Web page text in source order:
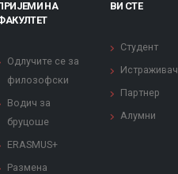
НА
Одлучите се за
филозофски
Водич за
бруцоше
ERASMUS+
Размена
ВИ СТЕ
Студент
Истраживач
Партнер
Алумни